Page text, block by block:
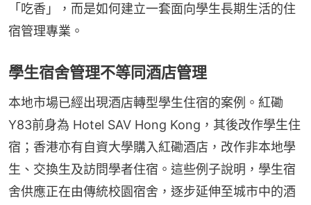
「吃香」，而是如何建立一套面向學生長期生活的住
宿管理專業。
學生宿舍管理不等同酒店管理
本地市場已經出現酒店轉型學生住宿的案例。紅磡
Y83前身為 Hotel SAV Hong Kong，其後改作學生住
宿；香港亦有自資大學購入紅磡酒店，改作非本地學
生、交換生及訪問學者住宿。這些例子說明，學生宿
舍供應正在由傳統校園宿舍，逐步延伸至城市中的酒